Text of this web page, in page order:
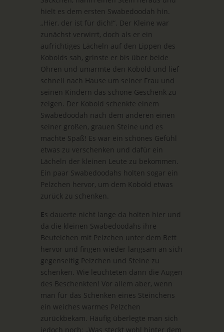
hielt es dem ersten Swabedoodah hin.
„Hier, der ist für dich!“. Der Kleine war
zunächst verwirrt, doch als er ein
aufrichtiges Lächeln auf den Lippen des
Kobolds sah, grinste er bis über beide
Ohren und umarmte den Kobold und lief
schnell nach Hause um seiner Frau und
seinen Kindern das schöne Geschenk zu
zeigen. Der Kobold schenkte einem
Swabedoodah nach dem anderen einen
seiner großen, grauen Steine und es
machte Spaß! Es war ein schönes Gefühl
etwas zu verschenken und dafür ein
Lächeln der kleinen Leute zu bekommen.
Ein paar Swabedoodahs holten sogar ein
Pelzchen hervor, um dem Kobold etwas
zurück zu schenken.
Es dauerte nicht lange da holten hier und
da die kleinen Swabedoodahs ihre
Beutelchen mit Pelzchen unter dem Bett
hervor und fingen wieder langsam an sich
gegenseitig Pelzchen und Steine zu
schenken. Wie leuchteten dann die Augen
des Beschenkten! Vor allem aber, wenn
man für das Schenken eines Steinchens
ein weiches warmes Pelzchen
zurückbekam. Häufig überlegte man sich
jedoch noch: „Was steckt wohl hinter dem